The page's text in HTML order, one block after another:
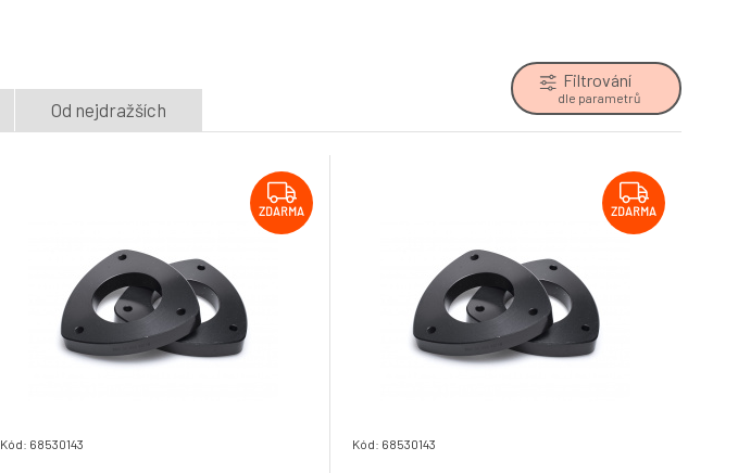
Od nejdražších
Filtrování
dle parametrů
ZDARMA
Kód: 68530143
ZDARMA
Kód: 68530143